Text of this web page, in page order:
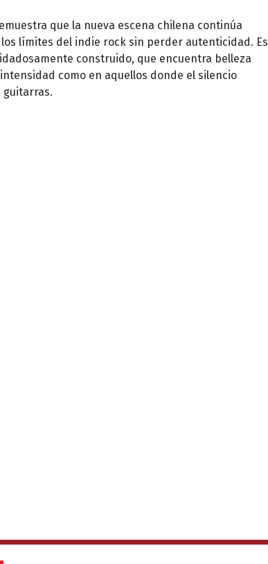
que la nueva escena chilena continúa
límites del indie rock sin perder autenticidad. Es
construido, que encuentra belleza
como en aquellos donde el silencio
guitarras.